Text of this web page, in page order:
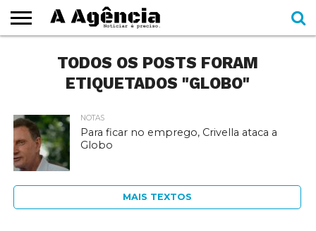
CADERNOS
SEÇÕES
ESPECIAIS
COMO
AJUDAR
CONTATOTODOS OS POSTS FORAM
ETIQUETADOS "GLOBO"
NOTAS
Para ficar no emprego, Crivella ataca a
Globo
MAIS TEXTOS